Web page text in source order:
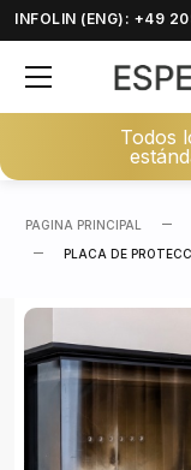
INFOLIN (ENG): +49
Todos
PAGINA PRINCIPAL
PLACA DE